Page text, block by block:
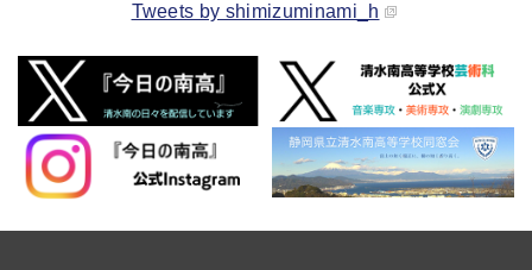
Tweets by shimizuminami_h